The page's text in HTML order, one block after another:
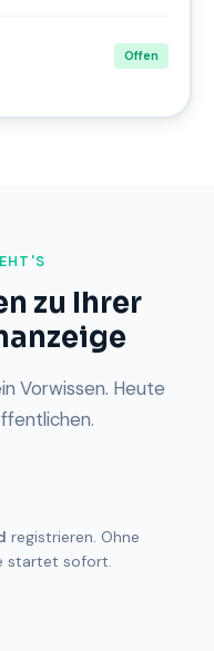
Offen
zu Ihrer
Vorwissen. Heute
registrieren. Ohne
startet sofort.